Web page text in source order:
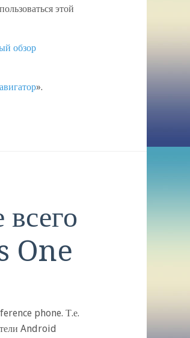
этой
обзор
».
One
phone. Т.е.
Android